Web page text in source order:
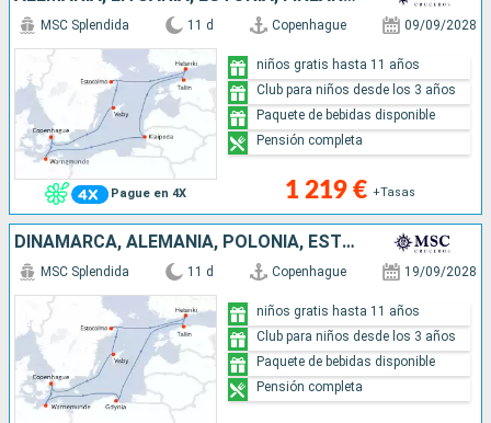
Pague en 4X
MSC Splendida 11 d Copenhague 09/09/2028
1 219 € +Tasas
niños gratis hasta 11 años
Club para niños desde los 3 años
Paquete de bebidas disponible
Pensión completa
DINAMARCA, ALEMANIA, POLONIA, ESTONIA, FINLANDIA, SUECIA
MSC Splendida 11 d Copenhague 19/09/2028
niños gratis hasta 11 años
Club para niños desde los 3 años
Paquete de bebidas disponible
Pensión completa